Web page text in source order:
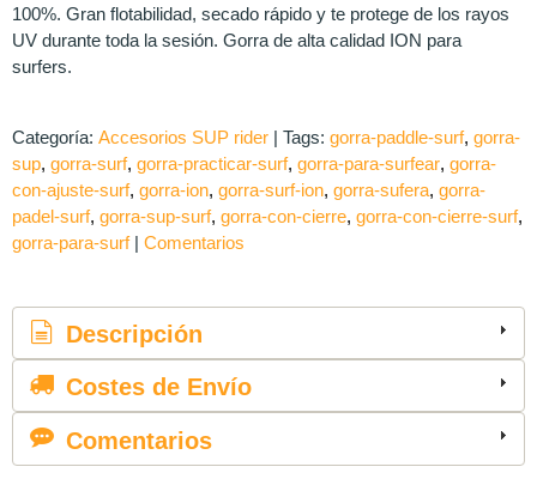
100%. Gran flotabilidad, secado rápido y te protege de los rayos
UV durante toda la sesión. Gorra de alta calidad ION para
surfers.
Categoría: Accesorios SUP rider | Tags: gorra-paddle-surf gorra-
sup gorra-surf gorra-practicar-surf gorra-para-surfear gorra-
con-ajuste-surf gorra-ion gorra-surf-ion gorra-sufera gorra-
padel-surf gorra-sup-surf gorra-con-cierre gorra-con-cierre-surf
gorra-para-surf | Comentarios
Descripción
Costes de Envío
Comentarios